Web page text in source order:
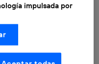
el procesamiento
Y en varios
o audio. Con
deagentes de IA
en el razonamiento
impulsada por
la tecnología Utiq para
digital o análisis
consentimiento)
web(s)
una conexión a